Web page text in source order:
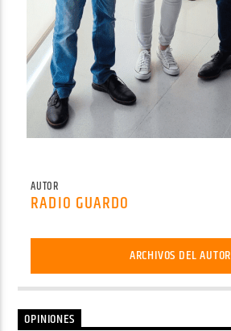
AUTOR
RADIO GUARDO
ARCHIVOS DEL AUTOR
OPINIONES